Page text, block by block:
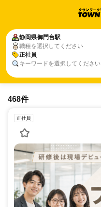
静岡県御門台駅
職種を選択してください
正社員
キーワードを選択してください
468件
正社員